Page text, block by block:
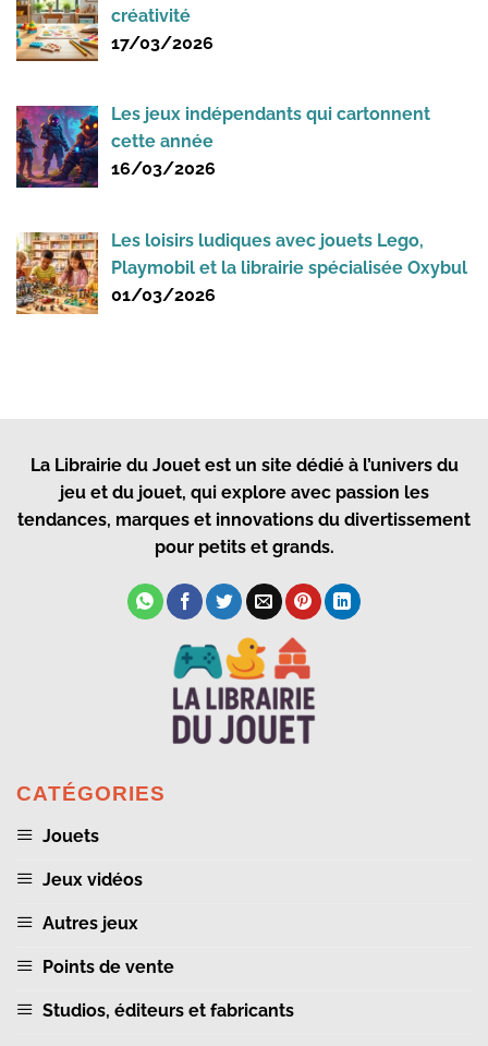
créativité
17/03/2026
Les jeux indépendants qui cartonnent
cette année
16/03/2026
Les loisirs ludiques avec jouets Lego,
Playmobil et la librairie spécialisée Oxybul
01/03/2026
La Librairie du Jouetest un site dédié à l’univers du
jeu et du jouet, qui explore avec passion les
tendances, marques et innovations du divertissement
pour petits et grands.
CATÉGORIES
Jouets
Jeux vidéos
Autres jeux
Points de vente
Studios, éditeurs et fabricants